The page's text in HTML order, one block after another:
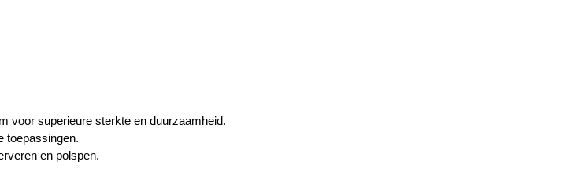
voor superieure sterkte en duurzaamheid.
toepassingen.
en polspen.